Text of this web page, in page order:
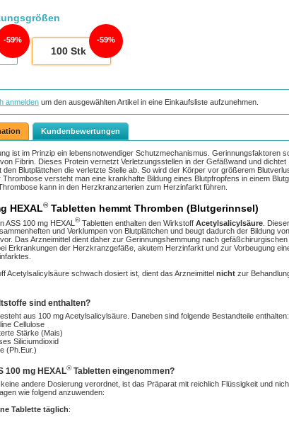
59%
100Stk
59%
anmeldenum den ausgewählten Artikel in eine Einkaufsliste aufzunehmen.
Kundenbewertungen
ist im Prinzip ein lebensnotwendiger Schutzmechanismus. Gerinnungsfaktoren
Fibrin. Dieses Protein vernetzt Verletzungsstellen in der Gefäßwand und dichtet
den Blutplättchen die verletzte Stelle ab. So wird der Körper vor größerem
versteht man eine krankhafte Bildung eines Blutpfropfens in einem
kann in den Herzkranzarterien zum Herzinfarkt führen.
HEXAL®Tabletten hemmt Thromben (Blutgerinnsel)
ASS 100 mg HEXAL ®Tabletten enthalten den Wirkstoff Acetylsalicylsäure. Dieser
und Verklumpen von Blutplättchen und beugt dadurch der Bildung von
Das Arzneimittel dient daher zur Gerinnungshemmung nach gefäßchirurgischen
Erkrankungen der Herzkranzgefäße, akutem Herzinfarkt und zur Vorbeugung
Acetylsalicylsäure schwach dosiert ist, dient das Arzneimittel nichtzur
sind enthalten?
aus 100 mg Acetylsalicylsäure. Daneben sind folgende Bestandteile enthalten:
Cellulose
Stärke (Mais)
Siliciumdioxid
(Ph.Eur.)
100 mg HEXAL®Tabletten eingenommen?
andere Dosierung verordnet, ist das Präparat mit reichlich Flüssigkeit und
wie folgend anzuwenden:
Tablette täglich: